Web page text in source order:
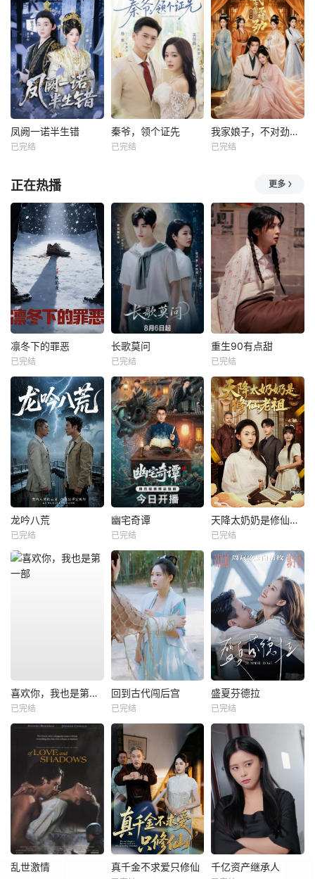
凤阙一诺半生错
已完结
秦爷，领个证先
已完结
我家娘子，不对劲第四季
已完结
正在热播 更多
凛冬下的罪恶
已完结
长歌莫问
已完结
重生90有点甜
已完结
龙吟八荒
已完结
幽宅奇谭
已完结
天降太奶奶是修仙老祖
已完结
喜欢你，我也是第一部
已完结
回到古代闯后宫
已完结
盛夏芬德拉
已完结
乱世激情 真千金不求爱只修仙 千亿资产继承人